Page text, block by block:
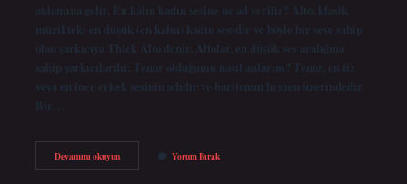
anlamına gelir. En kalın kadın sesine ne ad verilir? Alto, klasik
müzikteki en düşük (en kalın) kadın sesidir ve böyle bir sese sahip
olan şarkıcıya Thick Alto denir. Altolar, en düşük ses aralığına
sahip şarkıcılardır. Tenor olduğumu nasıl anlarım? Tenor, en tiz
veya en ince erkek sesinin adıdır ve baritonun hemen üzerindedir.
Bir…
Devamını okuyunKadın
Tenor
Yorum Bırak